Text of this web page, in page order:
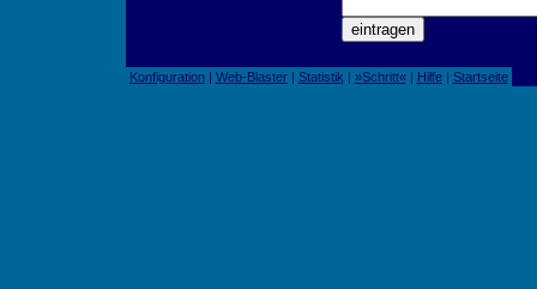
Konfiguration| Web-Blaster| Statistik | »Schritt«| Hilfe| Startseite